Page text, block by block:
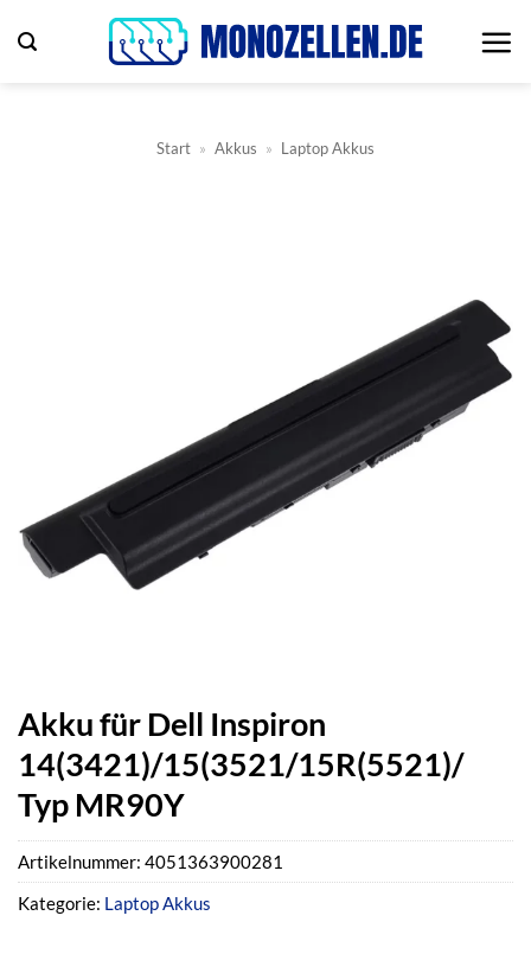
Inhalt
Start » Akkus » Laptop Akkus
Akku für Dell Inspiron
14(3421)/15(3521/15R(5521)/
Typ MR90Y
Artikelnummer: 4051363900281
Kategorie: Laptop Akkus